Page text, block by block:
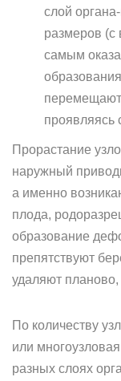
слой
размеров (с
самым
проявляясь
Прорастание
наружный
а именно
плода,
образование
препятствуют
удаляют
По количеству
или
разных слоях